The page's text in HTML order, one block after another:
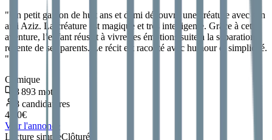
"Un petit garçon de huit ans et demi découvre une créature avec son
ami Aziz. La créature est magique et très intelligente. Grâce à cette
aventure, l’enfant réussit à vivre ses émotions suite à la séparation
récente de ses parents. Le récit est raconté avec humour et simplicité.
"
Comique
8 893 mots
8 candidatures
4.00€
Voir l'annonce
Lecture simpleClôturée